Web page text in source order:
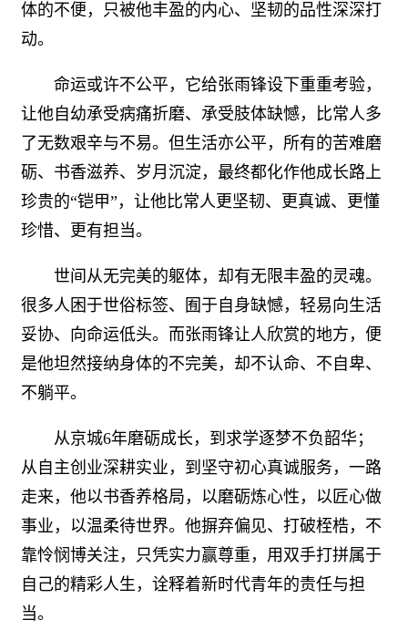
体的不便，只被他丰盈的内心、坚韧的品性深深打
动。
命运或许不公平，它给张雨锋设下重重考验，
让他自幼承受病痛折磨、承受肢体缺憾，比常人多
了无数艰辛与不易。但生活亦公平，所有的苦难磨
砺、书香滋养、岁月沉淀，最终都化作他成长路上
珍贵的“铠甲”，让他比常人更坚韧、更真诚、更懂
珍惜、更有担当。
世间从无完美的躯体，却有无限丰盈的灵魂。
很多人困于世俗标签、囿于自身缺憾，轻易向生活
妥协、向命运低头。而张雨锋让人欣赏的地方，便
是他坦然接纳身体的不完美，却不认命、不自卑、
不躺平。
从京城6年磨砺成长，到求学逐梦不负韶华；
从自主创业深耕实业，到坚守初心真诚服务，一路
走来，他以书香养格局，以磨砺炼心性，以匠心做
事业，以温柔待世界。他摒弃偏见、打破桎梏，不
靠怜悯博关注，只凭实力赢尊重，用双手打拼属于
自己的精彩人生，诠释着新时代青年的责任与担
当。